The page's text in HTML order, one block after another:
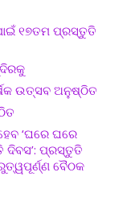
୧୭ତମ ପ୍ରସ୍ତୁତି
ଉତ୍ସବ ଅନୁଷ୍ଠିତ
‘ଘରେ ଘରେ
ଦିବସ’: ପ୍ରସ୍ତୁତି
ବୈଠକ